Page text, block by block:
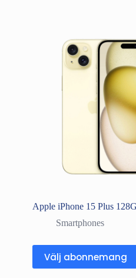
Apple iPhone 15 Plus
Smartphones
Välj abonnemang